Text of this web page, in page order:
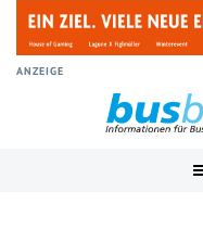
ANZEIGE